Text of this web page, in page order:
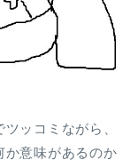
ッコミながら、
か意味があるのか